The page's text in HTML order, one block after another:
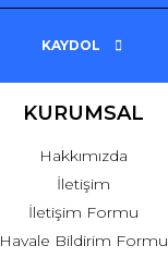
KAYDOL
KURUMSAL
Hakkımızda
İletişim
İletişim Formu
Havale Bildirim Formu